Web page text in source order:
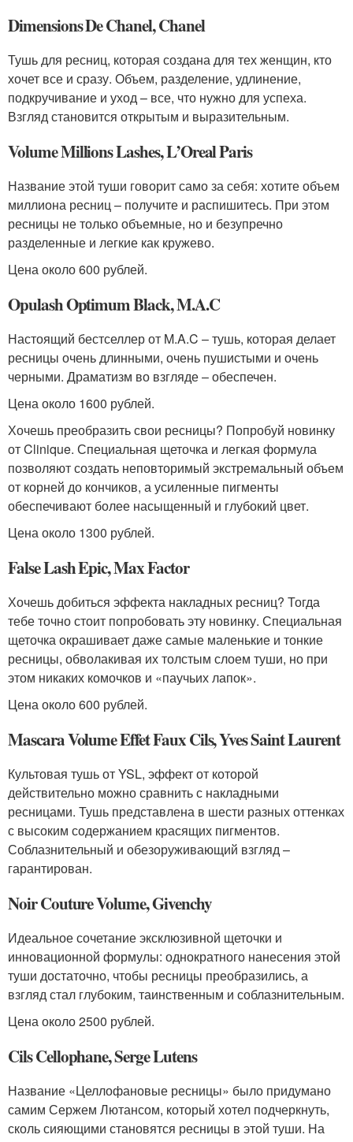
Dimensions De Chanel, Chanel
Тушь для ресниц, которая создана для тех женщин, кто
хочет все и сразу. Объем, разделение, удлинение,
подкручивание и уход – все, что нужно для успеха.
Взгляд становится открытым и выразительным.
Volume Millions Lashes, L’Oreal Paris
Название этой туши говорит само за себя: хотите объем
миллиона ресниц – получите и распишитесь. При этом
ресницы не только объемные, но и безупречно
разделенные и легкие как кружево.
Цена около 600 рублей.
Opulash Optimum Black, M.A.C
Настоящий бестселлер от M.A.C – тушь, которая делает
ресницы очень длинными, очень пушистыми и очень
черными. Драматизм во взгляде – обеспечен.
Цена около 1600 рублей.
Хочешь преобразить свои ресницы? Попробуй новинку
от Clinique. Специальная щеточка и легкая формула
позволяют создать неповторимый экстремальный объем
от корней до кончиков, а усиленные пигменты
обеспечивают более насыщенный и глубокий цвет.
Цена около 1300 рублей.
False Lash Epic, Max Factor
Хочешь добиться эффекта накладных ресниц? Тогда
тебе точно стоит попробовать эту новинку. Специальная
щеточка окрашивает даже самые маленькие и тонкие
ресницы, обволакивая их толстым слоем туши, но при
этом никаких комочков и «паучьих лапок».
Цена около 600 рублей.
Mascara Volume Effet Faux Cils, Yves Saint Laurent
Культовая тушь от YSL, эффект от которой
действительно можно сравнить с накладными
ресницами. Тушь представлена в шести разных оттенках
с высоким содержанием красящих пигментов.
Соблазнительный и обезоруживающий взгляд –
гарантирован.
Noir Couture Volume, Givenchy
Идеальное сочетание эксклюзивной щеточки и
инновационной формулы: однократного нанесения этой
туши достаточно, чтобы ресницы преобразились, а
взгляд стал глубоким, таинственным и соблазнительным.
Цена около 2500 рублей.
Cils Cellophane, Serge Lutens
Название «Целлофановые ресницы» было придумано
самим Сержем Лютансом, который хотел подчеркнуть,
сколь сияющими становятся ресницы в этой туши. На